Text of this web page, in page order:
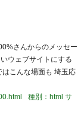
さんからのメッセー
ウェブサイトにする
こんな場面も 埼玉応
種別：html サ